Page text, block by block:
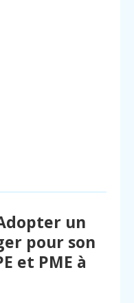
un
pour son
et PME à